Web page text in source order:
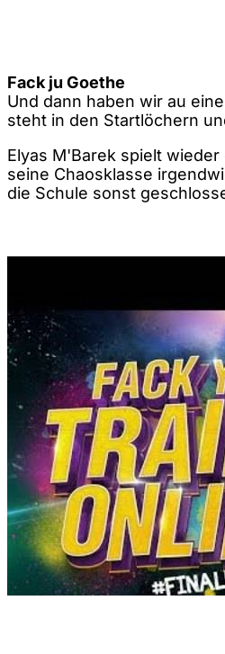
Fack ju Goethe
Und dann haben wir au
steht in den Startlöchern
Elyas M'Barek spielt
seine Chaosklasse
die Schule sonst